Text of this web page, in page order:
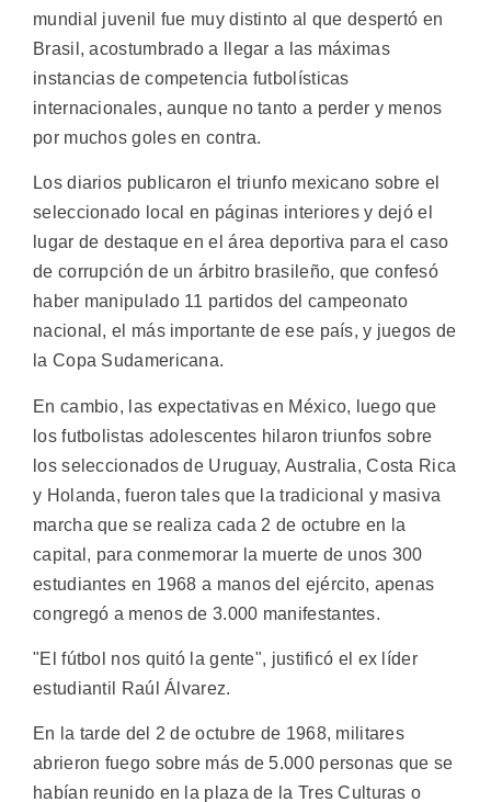
mundial juvenil fue muy distinto al que despertó en
Brasil, acostumbrado a llegar a las máximas
instancias de competencia futbolísticas
internacionales, aunque no tanto a perder y menos
por muchos goles en contra.
Los diarios publicaron el triunfo mexicano sobre el
seleccionado local en páginas interiores y dejó el
lugar de destaque en el área deportiva para el caso
de corrupción de un árbitro brasileño, que confesó
haber manipulado 11 partidos del campeonato
nacional, el más importante de ese país, y juegos de
la Copa Sudamericana.
En cambio, las expectativas en México, luego que
los futbolistas adolescentes hilaron triunfos sobre
los seleccionados de Uruguay, Australia, Costa Rica
y Holanda, fueron tales que la tradicional y masiva
marcha que se realiza cada 2 de octubre en la
capital, para conmemorar la muerte de unos 300
estudiantes en 1968 a manos del ejército, apenas
congregó a menos de 3.000 manifestantes.
"El fútbol nos quitó la gente", justificó el ex líder
estudiantil Raúl Álvarez.
En la tarde del 2 de octubre de 1968, militares
abrieron fuego sobre más de 5.000 personas que se
habían reunido en la plaza de la Tres Culturas o